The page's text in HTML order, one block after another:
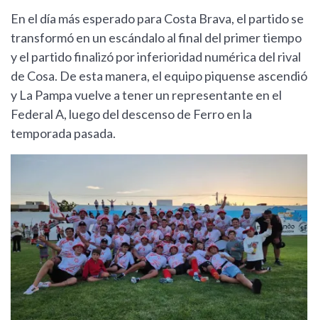
En el día más esperado para Costa Brava, el partido se
transformó en un escándalo al final del primer tiempo
y el partido finalizó por inferioridad numérica del rival
de Cosa. De esta manera, el equipo piquense ascendió
y La Pampa vuelve a tener un representante en el
Federal A, luego del descenso de Ferro en la
temporada pasada.